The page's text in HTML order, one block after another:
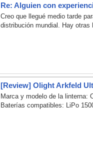
Re: Alguien con
Creo que llegué medio tarde
distribución mundial. Hay
[Review] Olight Arkfeld
Marca y modelo de la linterna:
Baterías compatibles: LiPo